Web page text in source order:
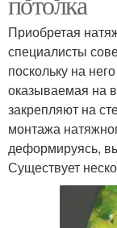
Приобретая
специалисты
поскольку на
оказываемая на
закрепляют на
монтажа
деформируясь,
Существует